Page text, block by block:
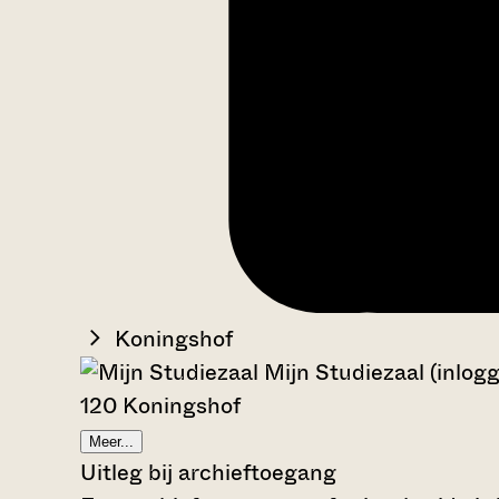
Koningshof
Mijn Studiezaal
120 Koningshof
Meer...
Uitleg bij archieftoegang